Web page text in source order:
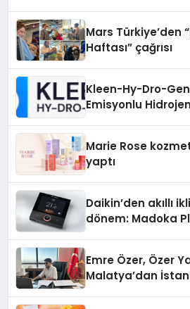
Mars Türkiye’den
Haftası” çağrısı
Kleen-Hy-Dro-Gen
Emisyonlu
Marie Rose
yaptı
Daikin’den akıllı
dönem: Madoka
Emre Özer, Özer
Malatya’dan